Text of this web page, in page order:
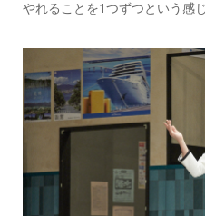
やれることを1つずつという感